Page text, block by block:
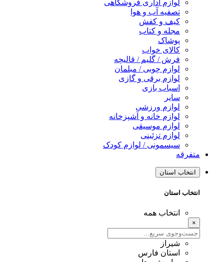
لوازم اداری فروشگاهی
تصفیه آب و هوا
کیف و کفش
مجله و کتاب
پوشاک
کالای خواب
فرش / گلیم / قالیچه
لوازم چوبی / مبلمان
لوازم برقی و گازی
اسباب بازی
سایر
لوازم ورزشی
لوازم خانه و آشپزخانه
لوازم موسیقی
لوازم تزئینی
سیسمونی / لوازم کودک
متفرقه
انتخاب استان
انتخاب استان
انتخاب همه
×
شیراز
استان فارس